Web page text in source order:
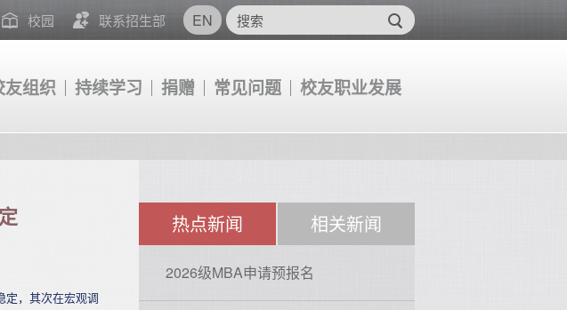
EN
友组织 持续学习 捐赠 常见问题 校友职业发展
校园 联系招生部
，其次在宏观调
热点新闻 相关新闻
2026级MBA申请预报名